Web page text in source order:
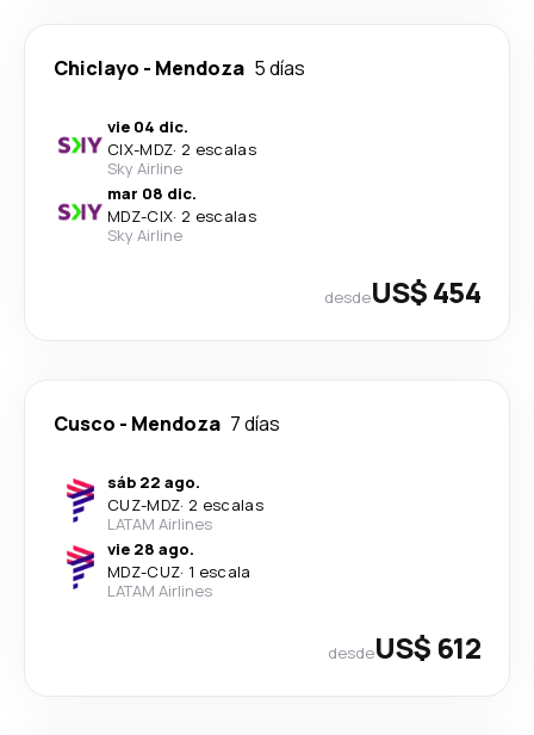
Chiclayo - Mendoza 5 días
vie 04 dic.
CIX-MDZ· 2 escalas
Sky Airline
mar 08 dic.
MDZ-CIX· 2 escalas
Sky Airline
desdeUS$ 454
Cusco - Mendoza 7 días
sáb 22 ago.
CUZ-MDZ· 2 escalas
LATAM Airlines
vie 28 ago.
MDZ-CUZ· 1 escala
LATAM Airlines
desdeUS$ 612